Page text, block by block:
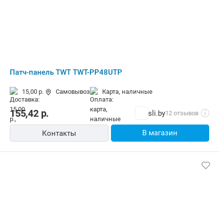
Патч-панель TWT TWT-PP48UTP
15,00 р. Самовывоз карта, наличные
155,42р. sli.by12 отзывов i
Контакты В магазин